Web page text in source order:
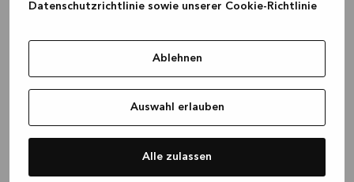
Datenschutzrichtlinie sowie unserer Cookie-Richtlinie
Ablehnen
Auswahl erlauben
Alle zulassen
loadingwww.kvik.de (see the browser console for more
information)